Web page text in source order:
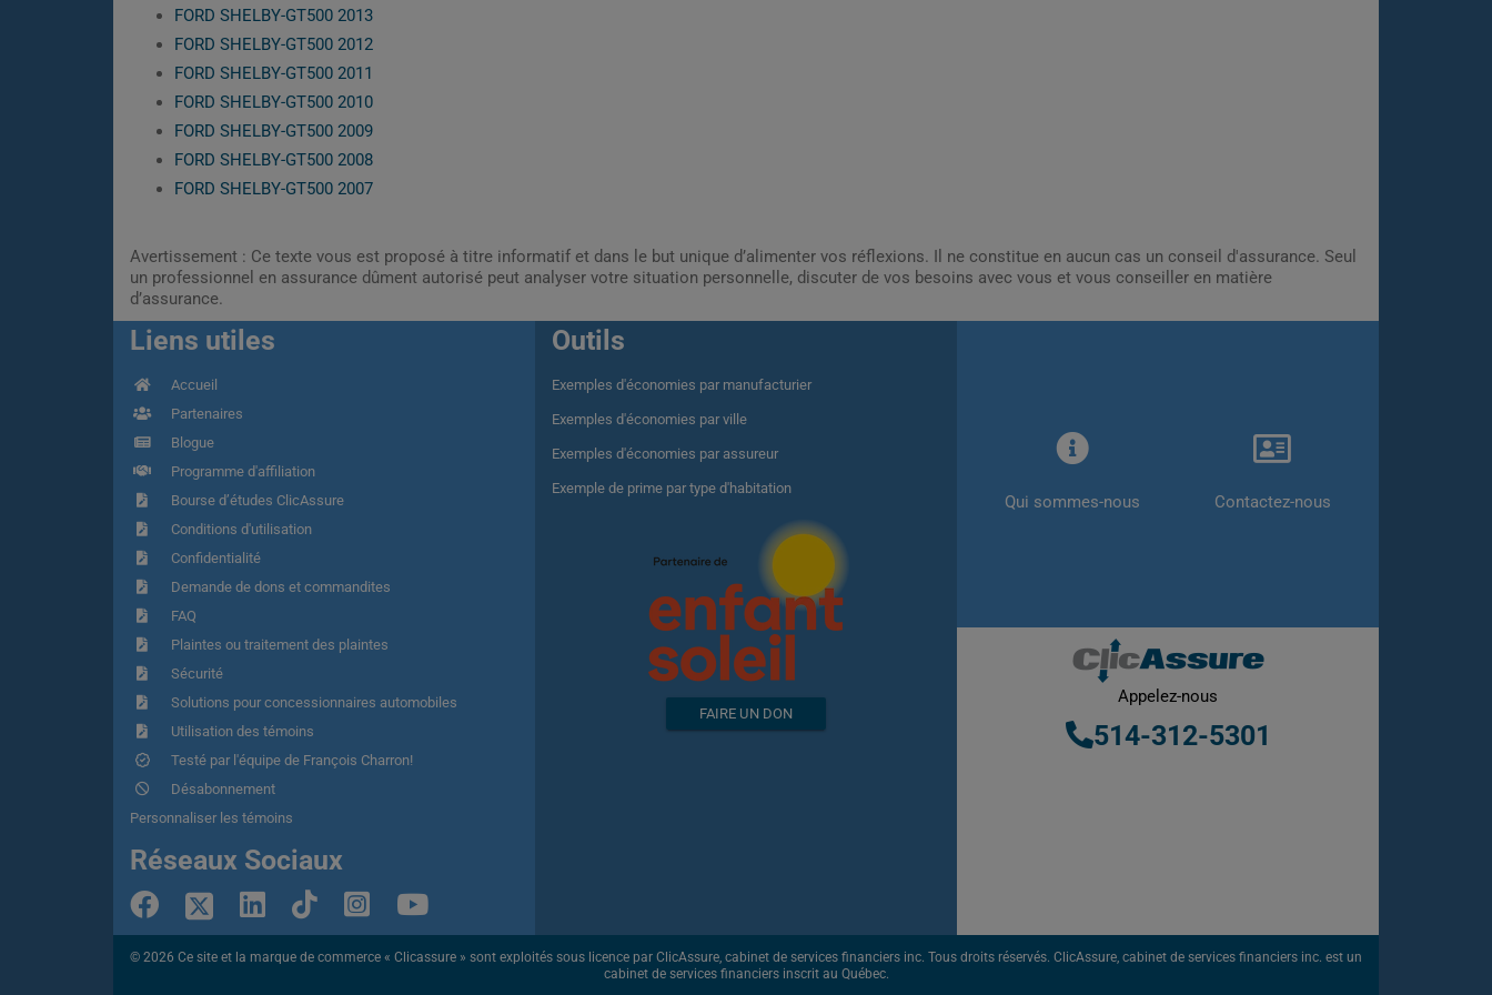
FORD SHELBY-GT500 2013
FORD SHELBY-GT500 2012
FORD SHELBY-GT500 2011
FORD SHELBY-GT500 2010
FORD SHELBY-GT500 2009
FORD SHELBY-GT500 2008
FORD SHELBY-GT500 2007
Avertissement : Ce texte vous est proposé à titre informatif et dans le but unique d’alimenter vos réflexions. Il ne constitue en aucun cas un conseil d'assurance. Seul
un professionnel en assurance dûment autorisé peut analyser votre situation personnelle, discuter de vos besoins avec vous et vous conseiller en matière
d’assurance.
Liens utiles
Accueil
Partenaires
Blogue
Programme d'affiliation
Bourse d’études ClicAssure
Conditions d'utilisation
Confidentialité
Demande de dons et commandites
FAQ
Plaintes ou traitement des plaintes
Sécurité
Solutions pour concessionnaires automobiles
Utilisation des témoins
Testé par l'équipe de François Charron!
Désabonnement
Personnaliser les témoins
Réseaux Sociaux
Outils
Exemples d'économies par manufacturier
Exemples d'économies par ville
Exemples d'économies par assureur
Exemple de prime par type d'habitation
FAIRE UN DON
Qui sommes-nous Contactez-nous
Appelez-nous
514-312-5301
© 2026 Ce site et la marque de commerce « Clicassure » sont exploités sous licence par ClicAssure, cabinet de services financiers inc. Tous droits réservés. ClicAssure, cabinet de services financiers inc. est un
cabinet de services financiers inscrit au Québec.